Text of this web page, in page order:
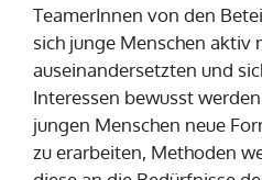
TeamerInnen von den
sich junge Menschen aktiv
auseinandersetzten und
Interessen bewusst
jungen Menschen neue
zu erarbeiten, Methoden